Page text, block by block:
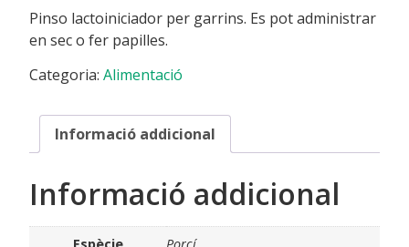
Pinso lactoiniciador per garrins. Es pot administrar
en sec o fer papilles.
Categoria: Alimentació
Informació addicional
Informació addicional